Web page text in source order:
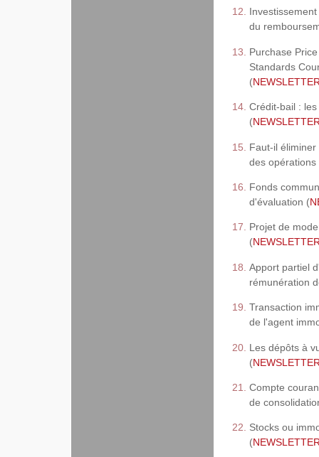
du
Purchase
Standards
(
Crédit-bail :
(
Faut-il
des
Fonds
d'évaluation (
Projet de
(
Apport partiel
rémunération
Transaction
de l'agent
Les dépôts à
(
Compte
de
Stocks ou
(